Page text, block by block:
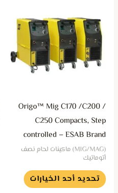
Origo™ Mig C170 /C200 /
C250 Compacts, Step
controlled – ESAB Brand
(MIG/MAG) ماكينات لحام نصف
أتوماتيك
تحديد أحد الخيارات
العديد
من
الأشكال
المختلفة
يمكن
الخيارات
المنتج